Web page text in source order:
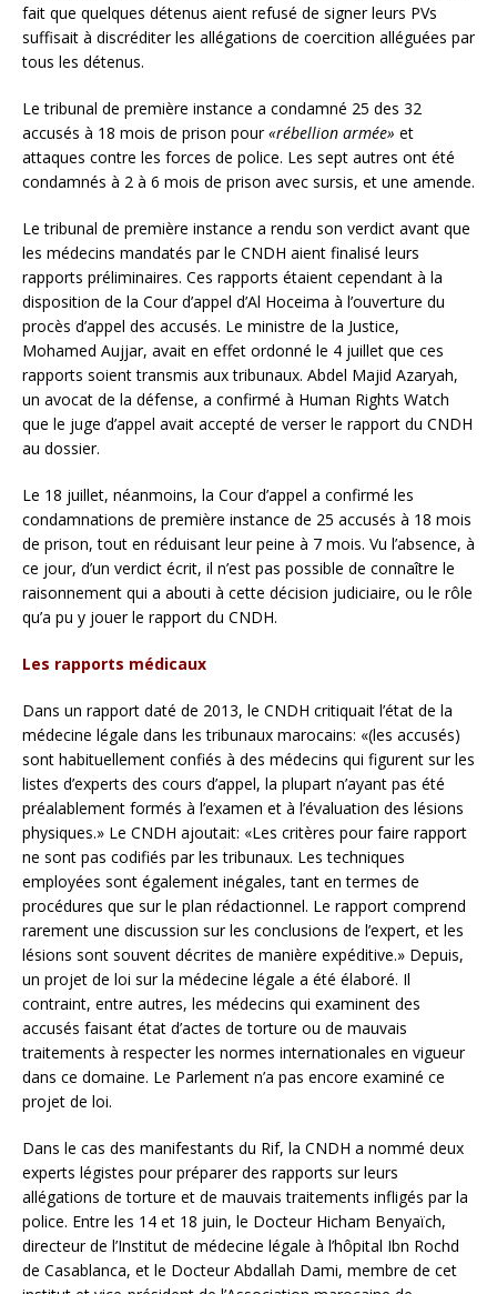
fait que quelques détenus aient refusé de signer leurs PVs
suffisait à discréditer les allégations de coercition alléguées par
tous les détenus.
Le tribunal de première instance a condamné 25 des 32
accusés à 18 mois de prison pour«rébellion armée» et
attaques contre les forces de police. Les sept autres ont été
condamnés à 2 à 6 mois de prison avec sursis, et une amende.
Le tribunal de première instance a rendu son verdict avant que
les médecins mandatés par le CNDH aient finalisé leurs
rapports préliminaires. Ces rapports étaient cependant à la
disposition de la Cour d’appel d’Al Hoceima à l’ouverture du
procès d’appel des accusés. Le ministre de la Justice,
Mohamed Aujjar, avait en effet ordonné le 4 juillet que ces
rapports soient transmis aux tribunaux. Abdel Majid Azaryah,
un avocat de la défense, a confirmé à Human Rights Watch
que le juge d’appel avait accepté de verser le rapport du CNDH
au dossier.
Le 18 juillet, néanmoins, la Cour d’appel a confirmé les
condamnations de première instance de 25 accusés à 18 mois
de prison, tout en réduisant leur peine à 7 mois. Vu l’absence, à
ce jour, d’un verdict écrit, il n’est pas possible de connaître le
raisonnement qui a abouti à cette décision judiciaire, ou le rôle
qu’a pu y jouer le rapport du CNDH.
Les rapports médicaux
Dans un rapport daté de 2013, le CNDH critiquait l’état de la
médecine légale dans les tribunaux marocains: «(les accusés)
sont habituellement confiés à des médecins qui figurent sur les
listes d’experts des cours d’appel, la plupart n’ayant pas été
préalablement formés à l’examen et à l’évaluation des lésions
physiques.» Le CNDH ajoutait: «Les critères pour faire rapport
ne sont pas codifiés par les tribunaux. Les techniques
employées sont également inégales, tant en termes de
procédures que sur le plan rédactionnel. Le rapport comprend
rarement une discussion sur les conclusions de l’expert, et les
lésions sont souvent décrites de manière expéditive.» Depuis,
un projet de loi sur la médecine légale a été élaboré. Il
contraint, entre autres, les médecins qui examinent des
accusés faisant état d’actes de torture ou de mauvais
traitements à respecter les normes internationales en vigueur
dans ce domaine. Le Parlement n’a pas encore examiné ce
projet de loi.
Dans le cas des manifestants du Rif, la CNDH a nommé deux
experts légistes pour préparer des rapports sur leurs
allégations de torture et de mauvais traitements infligés par la
police. Entre les 14 et 18 juin, le Docteur Hicham Benyaïch,
directeur de l’Institut de médecine légale à l’hôpital Ibn Rochd
de Casablanca, et le Docteur Abdallah Dami, membre de cet